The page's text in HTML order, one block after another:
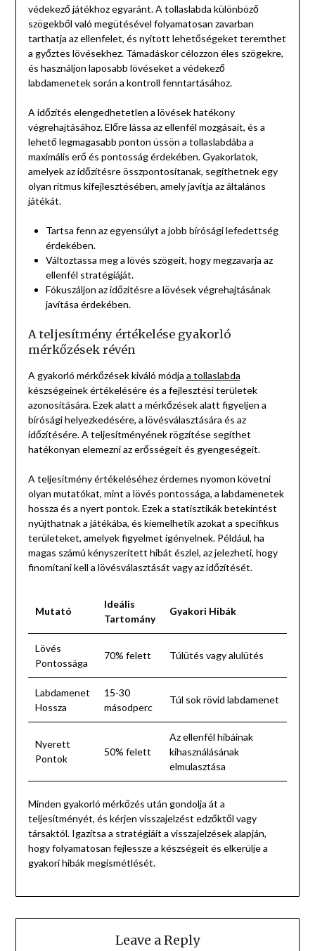
védekező játékhoz egyaránt. A tollaslabda különböző
szögekből való megütésével folyamatosan zavarban
tarthatja az ellenfelet, és nyitott lehetőségeket teremthet
a győztes lövésekhez. Támadáskor célozzon éles szögekre,
és használjon laposabb lövéseket a védekező
labdamenetek során a kontroll fenntartásához.
A időzítés elengedhetetlen a lövések hatékony
végrehajtásához. Előre lássa az ellenfél mozgásait, és a
lehető legmagasabb ponton üssön a tollaslabdába a
maximális erő és pontosság érdekében. Gyakorlatok,
amelyek az időzítésre összpontosítanak, segíthetnek egy
olyan ritmus kifejlesztésében, amely javítja az általános
játékát.
Tartsa fenn az egyensúlyt a jobb bírósági lefedettség
érdekében.
Változtassa meg a lövés szögeit, hogy megzavarja az
ellenfél stratégiáját.
Fókuszáljon az időzítésre a lövések végrehajtásának
javítása érdekében.
A teljesítmény értékelése gyakorló
mérkőzések révén
A gyakorló mérkőzések kiváló módja a tollaslabda
készségeinek értékelésére és a fejlesztési területek
azonosítására. Ezek alatt a mérkőzések alatt figyeljen a
bírósági helyezkedésére, a lövésválasztására és az
időzítésére. A teljesítményének rögzítése segíthet
hatékonyan elemezni az erősségeit és gyengeségeit.
A teljesítmény értékeléséhez érdemes nyomon követni
olyan mutatókat, mint a lövés pontossága, a labdamenetek
hossza és a nyert pontok. Ezek a statisztikák betekintést
nyújthatnak a játékába, és kiemelhetik azokat a specifikus
területeket, amelyek figyelmet igényelnek. Például, ha
magas számú kényszerített hibát észlel, az jelezheti, hogy
finomítani kell a lövésválasztását vagy az időzítését.
Mutató
Ideális
Tartomány
Gyakori Hibák
Lövés
Pontossága
70% felett Túlütés vagy alulütés
Labdamenet
Hossza
15-30
másodperc
Túl sok rövid labdamenet
Nyerett
Pontok
50% felett
Az ellenfél hibáinak
kihasználásának
elmulasztása
Minden gyakorló mérkőzés után gondolja át a
teljesítményét, és kérjen visszajelzést edzőktől vagy
társaktól. Igazítsa a stratégiáit a visszajelzések alapján,
hogy folyamatosan fejlessze a készségeit és elkerülje a
gyakori hibák megismétlését.
Leave a Reply